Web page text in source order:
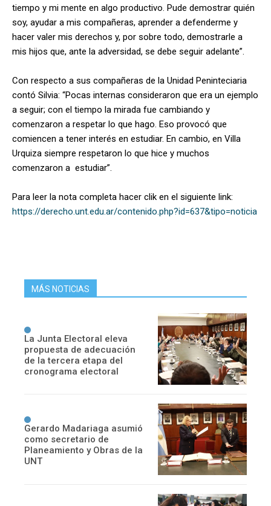
tiempo y mi mente en algo productivo. Pude demostrar quién
soy, ayudar a mis compañeras, aprender a defenderme y
hacer valer mis derechos y, por sobre todo, demostrarle a
mis hijos que, ante la adversidad, se debe seguir adelante”.
Con respecto a sus compañeras de la Unidad Peninteciaria
contó Silvia: “Pocas internas consideraron que era un ejemplo
a seguir; con el tiempo la mirada fue cambiando y
comenzaron a respetar lo que hago. Eso provocó que
comiencen a tener interés en estudiar. En cambio, en Villa
Urquiza siempre respetaron lo que hice y muchos
comenzaron a estudiar”.
Para leer la nota completa hacer clik en el siguiente link:
https://derecho.unt.edu.ar/contenido.php?id=637&tipo=noticia
MÁS NOTICIAS
La Junta Electoral eleva
propuesta de adecuación
de la tercera etapa del
cronograma electoral
Gerardo Madariaga asumió
como secretario de
Planeamiento y Obras de la
UNT